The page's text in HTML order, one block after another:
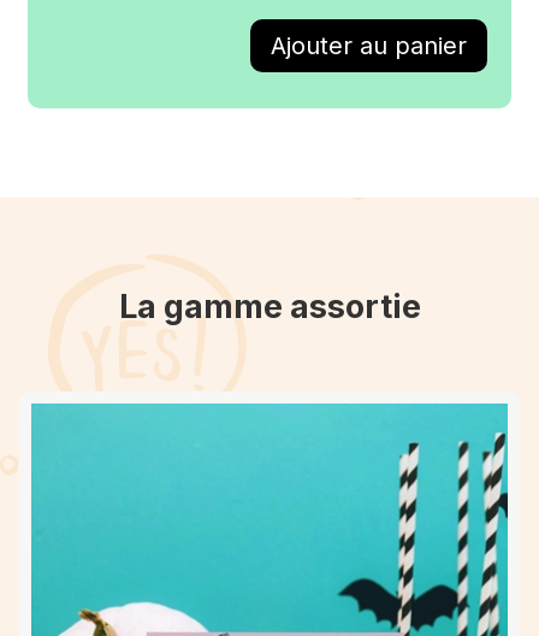
La gamme assortie